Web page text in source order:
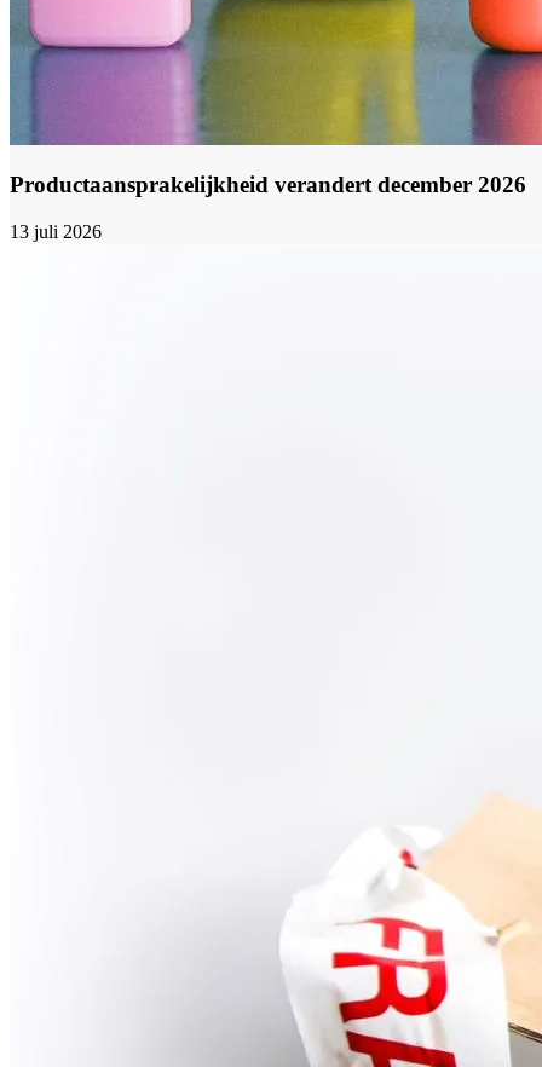
Productaansprakelijkheid verandert december 2026
13 juli 2026